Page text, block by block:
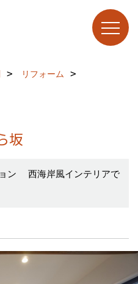
リフォーム
坂
ン 西海岸風インテリアで